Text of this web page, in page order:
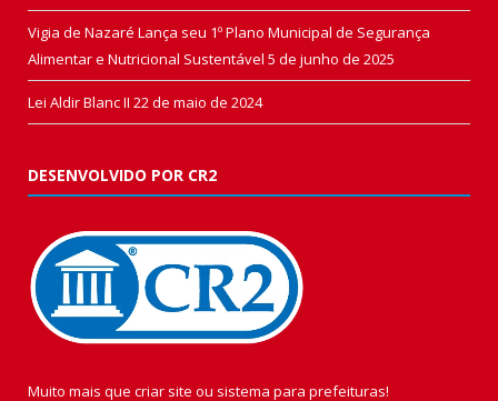
Vigia de Nazaré Lança seu 1º Plano Municipal de Segurança
Alimentar e Nutricional Sustentável 5 de junho de 2025
Lei Aldir Blanc II 22 de maio de 2024
DESENVOLVIDO POR CR2
Muito mais que criar site ou sistema para prefeituras!